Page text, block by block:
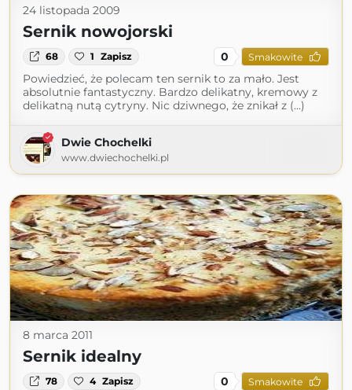
24 listopada 2009
Sernik nowojorski
68 1 Zapisz 0 Smakowite
Powiedzieć, że polecam ten sernik to za mało. Jest
absolutnie fantastyczny. Bardzo delikatny, kremowy z
delikatną nutą cytryny. Nic dziwnego, że znikał z (...)
Dwie Chochelki
www.dwiechochelki.pl
8 marca 2011
Sernik idealny
78 4 Zapisz 0 Smakowite